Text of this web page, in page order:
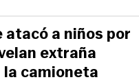
a niños por
extraña
camioneta